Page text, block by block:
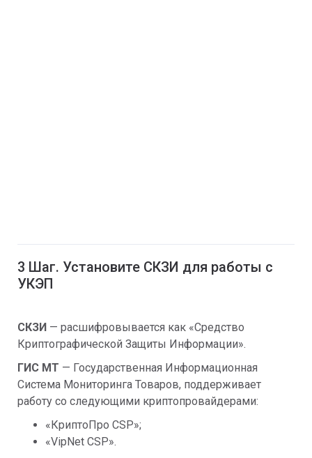
3 Шаг. Установите СКЗИ для работы с
УКЭП
СКЗИ — расшифровывается как «Средство
Криптографической Защиты Информации».
ГИС МТ — Государственная Информационная
Система Мониторинга Товаров, поддерживает
работу со следующими криптопровайдерами:
«КриптоПро CSP»;
«VipNet CSP».